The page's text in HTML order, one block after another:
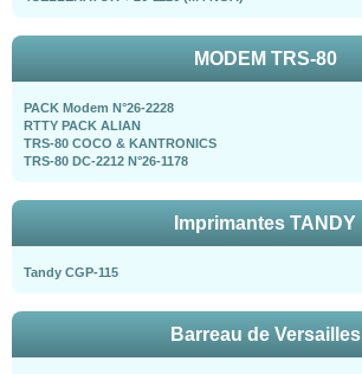
MODEM TRS-80
PACK Modem N°26-2228
RTTY PACK ALIAN
TRS-80 COCO & KANTRONICS
TRS-80 DC-2212 N°26-1178
Imprimantes TANDY
Tandy CGP-115
Barreau de Versailles